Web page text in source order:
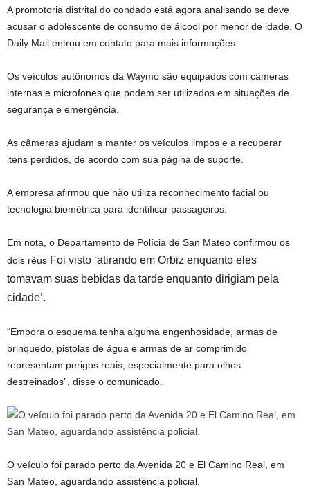
A promotoria distrital do condado está agora analisando se deve
acusar o adolescente de consumo de álcool por menor de idade. O
Daily Mail entrou em contato para mais informações.
Os veículos autônomos da Waymo são equipados com câmeras
internas e microfones que podem ser utilizados em situações de
segurança e emergência.
As câmeras ajudam a manter os veículos limpos e a recuperar
itens perdidos, de acordo com sua página de suporte.
A empresa afirmou que não utiliza reconhecimento facial ou
tecnologia biométrica para identificar passageiros.
Em nota, o Departamento de Polícia de San Mateo confirmou os
dois réus Foi visto ‘atirando em Orbiz enquanto eles
tomavam suas bebidas da tarde enquanto dirigiam pela
cidade’.
“Embora o esquema tenha alguma engenhosidade, armas de
brinquedo, pistolas de água e armas de ar comprimido
representam perigos reais, especialmente para olhos
destreinados”, disse o comunicado.
O veículo foi parado perto da Avenida 20 e El Camino Real, em
San Mateo, aguardando assistência policial.